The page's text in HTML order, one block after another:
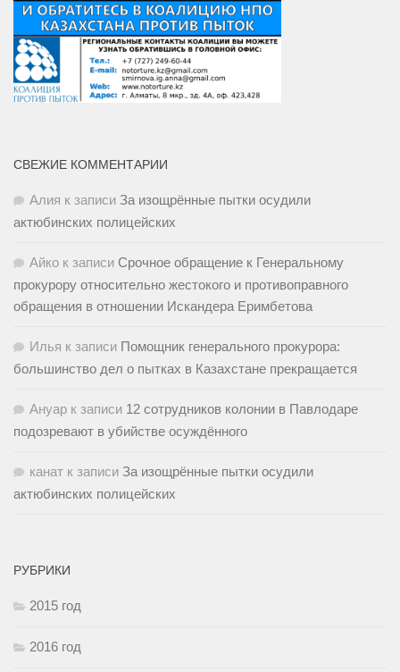
СВЕЖИЕ КОММЕНТАРИИ
Алия к записи За изощрённые пытки осудили
актюбинских полицейских
Айко к записи Срочное обращение к Генеральному
прокурору относительно жестокого и противоправного
обращения в отношении Искандера Еримбетова
Илья к записи Помощник генерального прокурора:
большинство дел о пытках в Казахстане прекращается
Ануар к записи 12 сотрудников колонии в Павлодаре
подозревают в убийстве осуждённого
канат к записи За изощрённые пытки осудили
актюбинских полицейских
РУБРИКИ
2015 год
2016 год